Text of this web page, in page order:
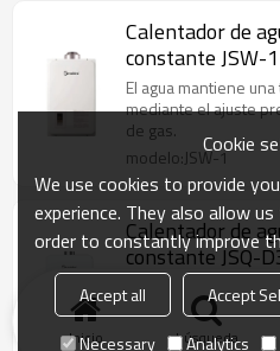
Calentador de
constante JSW-1
El agua mantiene
mediante el ajuste
de gas.
modelo:JSW-1
Calentador de
constante JSQ-
El agua mantiene
mediante el ajuste
Inicio búsqueda
Cookie
We use cookies to provide
experience. They also allow
order to constantly improve
Accept all Accept
Necessary
Analytics